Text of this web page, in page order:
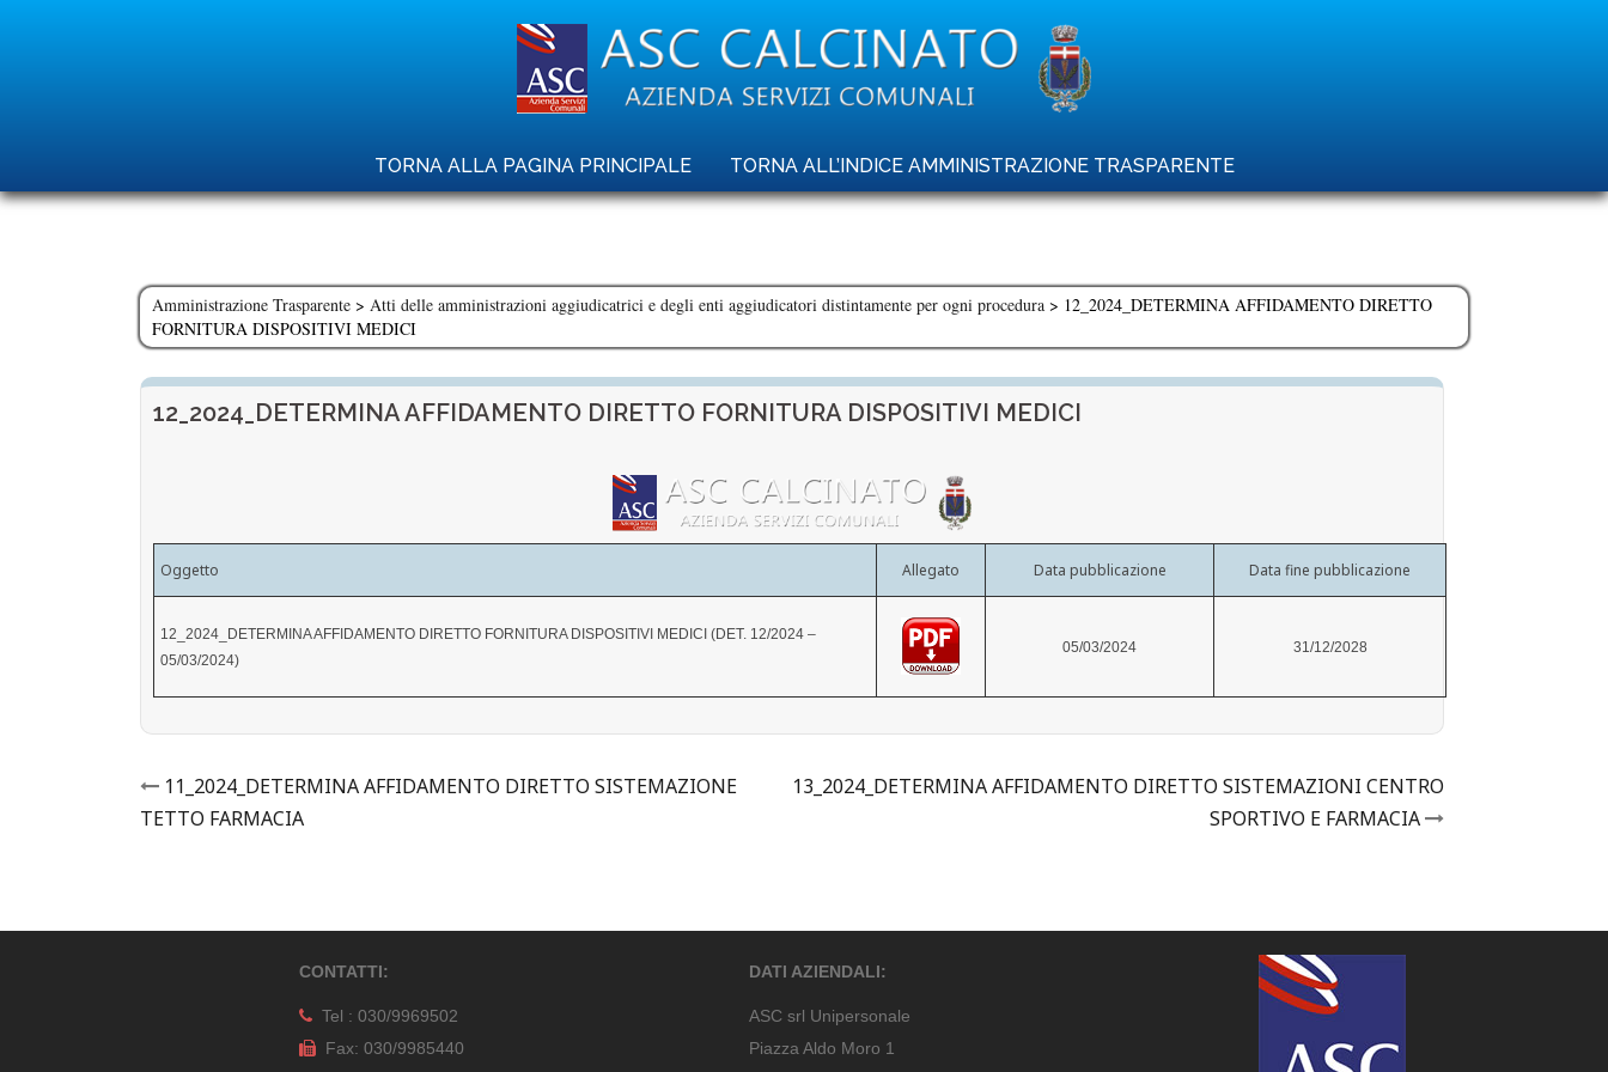
TORNA ALLA PAGINA PRINCIPALE TORNA ALL’INDICE AMMINISTRAZIONE TRASPARENTE
Amministrazione Trasparente > Atti delle amministrazioni aggiudicatrici e degli enti aggiudicatori distintamente per ogni procedura > 12_2024_DETERMINA AFFIDAMENTO DIRETTO
FORNITURA DISPOSITIVI MEDICI
12_2024_DETERMINA AFFIDAMENTO DIRETTO FORNITURA DISPOSITIVI MEDICI
Oggetto Allegato Data pubblicazione Data fine pubblicazione
12_2024_DETERMINA AFFIDAMENTO DIRETTO FORNITURA DISPOSITIVI MEDICI (DET. 12/2024 –
05/03/2024)
05/03/2024 31/12/2028
Post
navigation
11_2024_DETERMINA AFFIDAMENTO DIRETTO SISTEMAZIONE
TETTO FARMACIA
13_2024_DETERMINA AFFIDAMENTO DIRETTO SISTEMAZIONI CENTRO
SPORTIVO E FARMACIA
CONTATTI:
Tel : 030/9969502
Fax: 030/9985440
DATI AZIENDALI:
ASC srl Unipersonale
Piazza Aldo Moro 1